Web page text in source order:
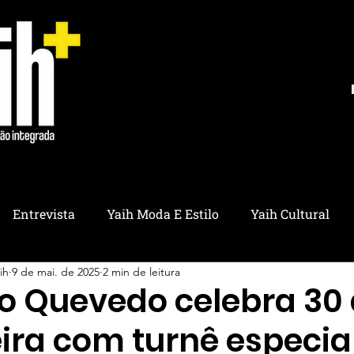
Entrevista Yaih Moda E Estilo Yaih Cultural
Yaih Educação Yaih Pet
Yaih Utilidades Yaih Ambiental Yaih
Quevedo celebra 30
com turnê
9 de mai. de 2025 2 min de leitura